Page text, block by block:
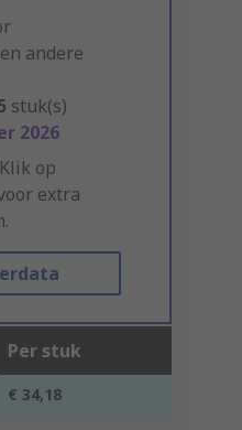
andere
stuk(s)
2026
Klik op
extra
Per stuk
€ 34,18